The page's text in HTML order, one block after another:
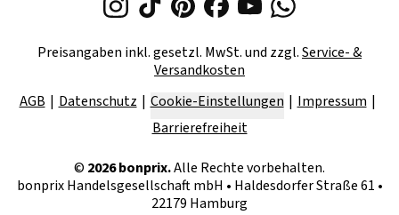
Preisangaben inkl. gesetzl. MwSt. und zzgl.Service- &
Versandkosten
AGB
Datenschutz Cookie-Einstellungen
Impressum
Barrierefreiheit
© 2026bonprix.Alle Rechte vorbehalten.
bonprix Handelsgesellschaft mbH • Haldesdorfer Straße 61 •
22179 Hamburg